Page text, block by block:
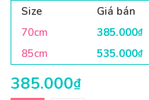
Size Giá bán
70cm
385.000₫
85cm 535.000₫
385.000₫